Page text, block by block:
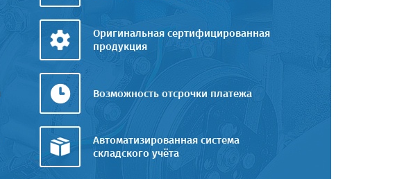
Оригинальная сертифицированная
продукция
Возможность отсрочки платежа
Автоматизированная система
складского учёта